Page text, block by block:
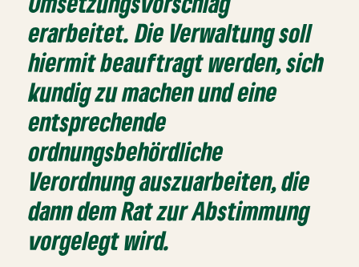
erarbeitet. Die Verwaltung soll
hiermit beauftragt werden, sich
kundig zu machen und eine
entsprechende
ordnungsbehördliche
Verordnung auszuarbeiten, die
dann dem Rat zur Abstimmung
vorgelegt wird.